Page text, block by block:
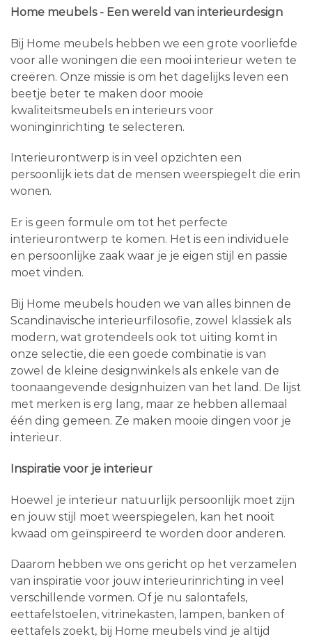
Home meubels - Een wereld van interieurdesign
Bij Home meubels hebben we een grote voorliefde
voor alle woningen die een mooi interieur weten te
creëren. Onze missie is om het dagelijks leven een
beetje beter te maken door mooie
kwaliteitsmeubels en interieurs voor
woninginrichting te selecteren.
Interieurontwerp is in veel opzichten een
persoonlijk iets dat de mensen weerspiegelt die erin
wonen.
Er is geen formule om tot het perfecte
interieurontwerp te komen. Het is een individuele
en persoonlijke zaak waar je je eigen stijl en passie
moet vinden.
Bij Home meubels houden we van alles binnen de
Scandinavische interieurfilosofie, zowel klassiek als
modern, wat grotendeels ook tot uiting komt in
onze selectie, die een goede combinatie is van
zowel de kleine designwinkels als enkele van de
toonaangevende designhuizen van het land. De lijst
met merken is erg lang, maar ze hebben allemaal
één ding gemeen. Ze maken mooie dingen voor je
interieur.
Inspiratie voor je interieur
Hoewel je interieur natuurlijk persoonlijk moet zijn
en jouw stijl moet weerspiegelen, kan het nooit
kwaad om geïnspireerd te worden door anderen.
Daarom hebben we ons gericht op het verzamelen
van inspiratie voor jouw interieurinrichting in veel
verschillende vormen. Of je nu salontafels,
eettafelstoelen, vitrinekasten, lampen, banken of
eettafels zoekt, bij Home meubels vind je altijd